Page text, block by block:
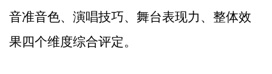
音准音色、演唱技巧、舞台表现力、整体效
果四个维度综合评定。